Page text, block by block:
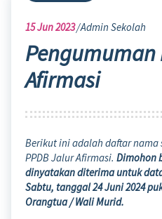
15Jun 2023 Admin Sekolah
Pengumuman
Afirmasi
Berikut ini adalah daftar
PPDB Jalur Afirmasi. Dimohon
dinyatakan diterima untuk
Sabtu, tanggal 24 Juni 2024
Orangtua / Wali Murid.